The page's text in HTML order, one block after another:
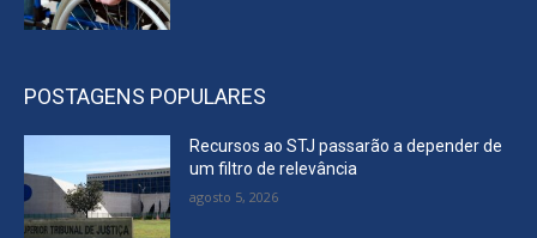
POSTAGENS POPULARES
Recursos ao STJ passarão a depender de
um filtro de relevância
agosto 5, 2026